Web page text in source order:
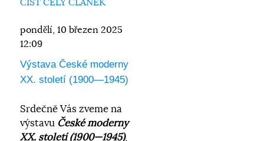
ČÍST CELÝ ČLÁNEK
pondělí, 10 březen 2025
12:09
Výstava České moderny
XX. století (1900—1945)
Srdečně Vás zveme na
výstavu České moderny
XX. století (1900—1945),